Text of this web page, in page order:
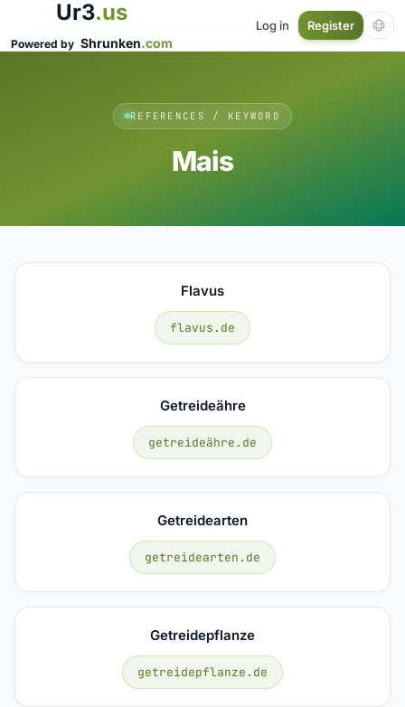
Ur3.us
Powered by Shrunken.com
Log in Register
REFERENCES / KEYWORD
Mais
Flavus
flavus.de
Getreideähre
getreideähre.de
Getreidearten
getreidearten.de
Getreidepflanze
getreidepflanze.de